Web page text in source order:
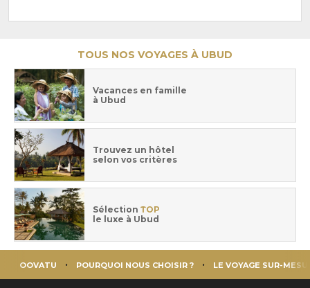
TOUS NOS VOYAGES À UBUD
Vacances en famille
à Ubud
Trouvez un hôtel
selon vos critères
Sélection TOP
le luxe à Ubud
OOVATU POURQUOI NOUS CHOISIR ? LE VOYAGE SUR-